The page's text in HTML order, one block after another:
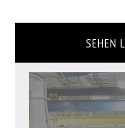
SEHEN